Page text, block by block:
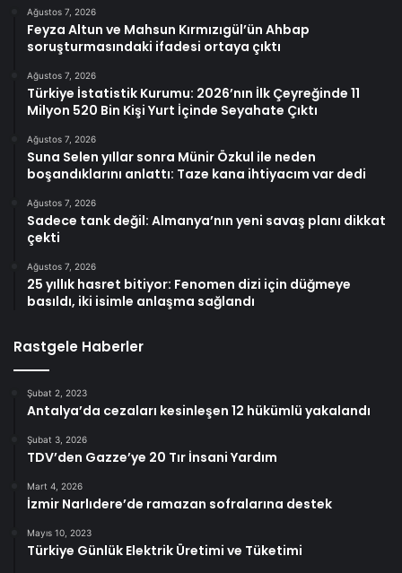
Ağustos 7, 2026
Feyza Altun ve Mahsun Kırmızıgül’ün Ahbap
soruşturmasındaki ifadesi ortaya çıktı
Ağustos 7, 2026
Türkiye İstatistik Kurumu: 2026’nın İlk Çeyreğinde 11
Milyon 520 Bin Kişi Yurt İçinde Seyahate Çıktı
Ağustos 7, 2026
Suna Selen yıllar sonra Münir Özkul ile neden
boşandıklarını anlattı: Taze kana ihtiyacım var dedi
Ağustos 7, 2026
Sadece tank değil: Almanya’nın yeni savaş planı dikkat
çekti
Ağustos 7, 2026
25 yıllık hasret bitiyor: Fenomen dizi için düğmeye
basıldı, iki isimle anlaşma sağlandı
Rastgele Haberler
Şubat 2, 2023
Antalya’da cezaları kesinleşen 12 hükümlü yakalandı
Şubat 3, 2026
TDV’den Gazze’ye 20 Tır İnsani Yardım
Mart 4, 2026
İzmir Narlıdere’de ramazan sofralarına destek
Mayıs 10, 2023
Türkiye Günlük Elektrik Üretimi ve Tüketimi